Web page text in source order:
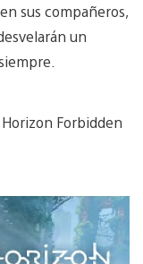
sus compañeros,
un
Forbidden